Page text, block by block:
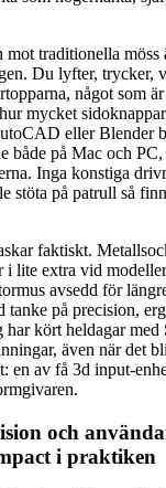
mot traditionella möss
Du lyfter, trycker,
något som
mycket
eller Blender
både på Mac och
Inga konstiga
stöta på patrull så
faktiskt.
i lite extra vid
avsedd för
tanke på precision,
har kört heldagar
även när det
en av få 3d input-
och
i praktiken